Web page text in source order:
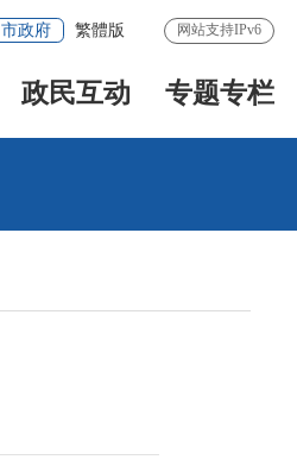
市政府 繁體版 网站支持IPv6
政民互动 专题专栏